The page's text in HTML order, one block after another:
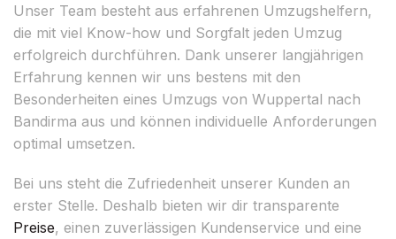
Unser Team besteht aus erfahrenen Umzugshelfern,
die mit viel Know-how und Sorgfalt jeden Umzug
erfolgreich durchführen. Dank unserer langjährigen
Erfahrung kennen wir uns bestens mit den
Besonderheiten eines Umzugs von Wuppertal nach
Bandirma aus und können individuelle Anforderungen
optimal umsetzen.
Bei uns steht die Zufriedenheit unserer Kunden an
erster Stelle. Deshalb bieten wir dir transparente
Preise, einen zuverlässigen Kundenservice und eine